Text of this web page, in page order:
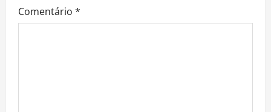
g
Comentário *